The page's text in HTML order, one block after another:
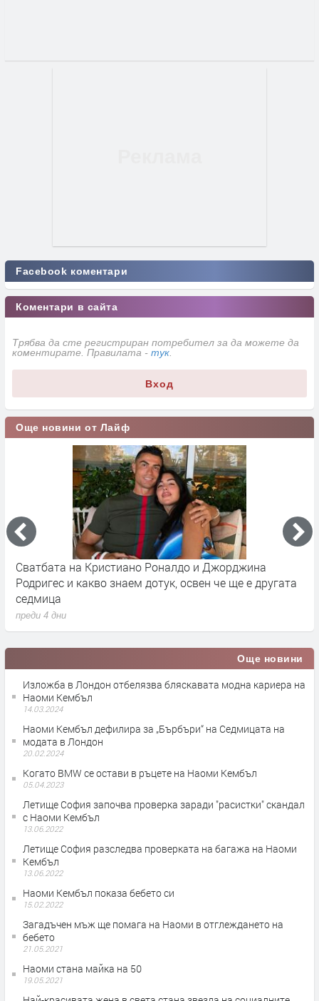
Facebook коментари
Коментари в сайта
Трябва да сте регистриран потребител за да можете да
коментирате. Правилата - тук
Вход
Още новини от Лайф
Сватбата на Кристиано Роналдо и Джорджина
Родригес и какво знаем дотук, освен че ще е другата
седмица
преди 4 дни
Още новини
Изложба в Лондон отбелязва бляскавата модна кариера на
Наоми Кембъл
14.03.2024
Наоми Кембъл дефилира за „Бърбъри“ на Седмицата на
модата в Лондон
20.02.2024
Когато BMW се остави в ръцете на Наоми Кембъл
05.04.2023
Летище София започва проверка заради "расистки" скандал
с Наоми Кембъл
13.06.2022
Летище София разследва проверката на багажа на Наоми
Кембъл
13.06.2022
Наоми Кембъл показа бебето си
15.02.2022
Загадъчен мъж ще помага на Наоми в отглеждането на
бебето
21.05.2021
Наоми стана майка на 50
19.05.2021